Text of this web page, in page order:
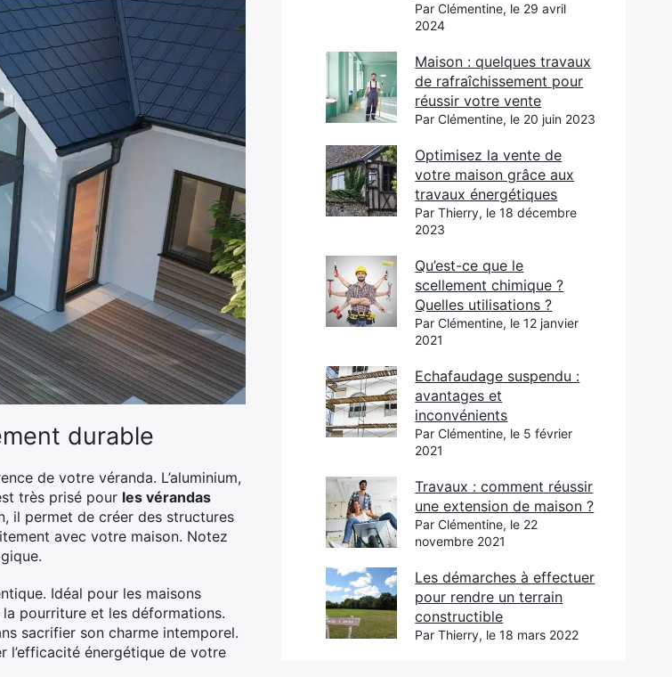
durable
de votre véranda. L’aluminium,
très prisé pour les vérandas
il permet de créer des structures
avec votre maison. Notez
Idéal pour les maisons
pourriture et les déformations.
sacrifier son charme intemporel.
l’efficacité énergétique de votre
Par Clémentine, le 29 avril
2024
Maison : quelques travaux
de rafraîchissement pour
réussir votre vente
Par Clémentine, le 20 juin 2023
Optimisez la vente de
votre maison grâce aux
travaux énergétiques
Par Thierry, le 18 décembre
2023
Qu’est-ce que le
scellement chimique ?
Quelles utilisations ?
Par Clémentine, le 12 janvier
2021
Echafaudage suspendu :
avantages et
inconvénients
Par Clémentine, le 5 février
2021
Travaux : comment réussir
une extension de maison ?
Par Clémentine, le 22
novembre 2021
Les démarches à effectuer
pour rendre un terrain
constructible
Par Thierry, le 18 mars 2022